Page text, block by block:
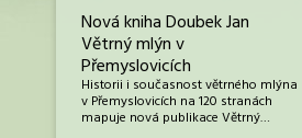
Nová kniha Doubek Jan
Větrný mlýn v
Přemyslovicích
Historii i současnost větrného mlýna
v Přemyslovicích na 120 stranách
mapuje nová publikace Větrný…